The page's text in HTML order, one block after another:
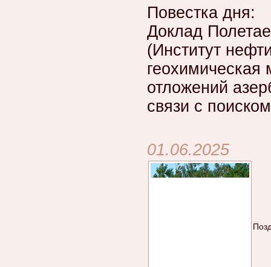
Повестка дня:
Доклад
(Институт
геохимическая
отложений
связи с
01.06.2025